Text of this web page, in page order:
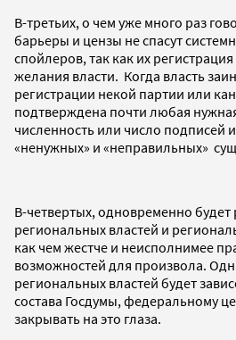
В-третьих, о чем уже много раз
барьеры и цензы не спасут
спойлеров, так как их
желания власти. Когда власть
регистрации некой партии или
подтверждена почти любая
численность или число подписей
«ненужных» и «неправильных»
В-четвертых, одновременно будет
региональных властей и
как чем жестче и неисполнимее
возможностей для произвола.
региональных властей будет
состава Госдумы, федеральному
закрывать на это глаза.